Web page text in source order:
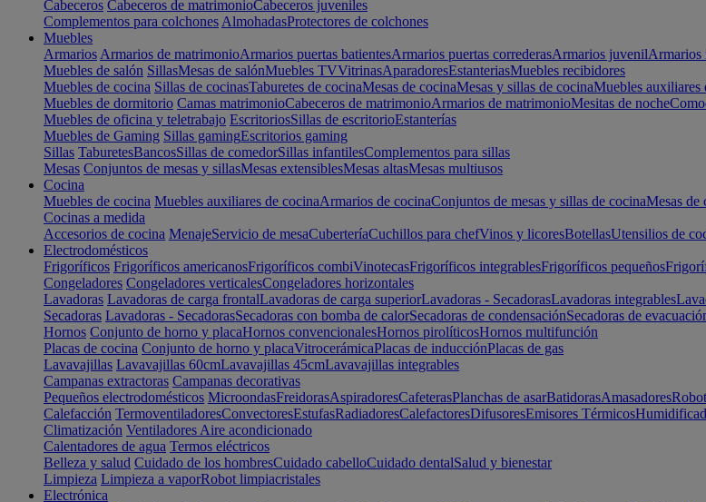
Cabeceros Cabeceros de matrimonioCabeceros juveniles
Complementos para colchones AlmohadasProtectores de colchones
Muebles
Armarios Armarios de matrimonioArmarios puertas batientesArmarios puertas correderasArmarios juvenilArmarios
Muebles de salón SillasMesas de salónMuebles TVVitrinasAparadoresEstanteriasMuebles recibidores
Muebles de cocina Sillas de cocinasTaburetes de cocinaMesas de cocinaMesas y sillas de cocinaMuebles auxiliares
Muebles de dormitorio Camas matrimonioCabeceros de matrimonioArmarios de matrimonioMesitas de noche
Muebles de oficina y teletrabajo EscritoriosSillas de escritorioEstanterías
Muebles de Gaming Sillas gamingEscritorios gaming
Sillas TaburetesBancosSillas de comedorSillas infantilesComplementos para sillas
Mesas Conjuntos de mesas y sillasMesas extensiblesMesas altasMesas multiusos
Cocina
Muebles de cocina Muebles auxiliares de cocinaArmarios de cocinaConjuntos de mesas y sillas de cocinaMesas de
Cocinas a medida
Accesorios de cocina MenajeServicio de mesaCuberteríaCuchillos para chefVinos y licoresBotellasUtensilios de
Electrodomésticos
Frigoríficos Frigoríficos americanosFrigoríficos combiVinotecasFrigoríficos integrablesFrigoríficos pequeños
Congeladores Congeladores verticalesCongeladores horizontales
Lavadoras Lavadoras de carga frontalLavadoras de carga superiorLavadoras - SecadorasLavadoras integrables
Secadoras Lavadoras - SecadorasSecadoras con bomba de calorSecadoras de condensaciónSecadoras de
Hornos Conjunto de horno y placaHornos convencionalesHornos pirolíticosHornos multifunción
Placas de cocina Conjunto de horno y placaVitrocerámicaPlacas de inducciónPlacas de gas
Lavavajillas Lavavajillas 60cmLavavajillas 45cmLavavajillas integrables
Campanas extractoras Campanas decorativas
Pequeños electrodomésticos MicroondasFreidorasAspiradoresCafeterasPlanchas de asarBatidorasAmasadores
Calefacción TermoventiladoresConvectoresEstufasRadiadoresCalefactoresDifusoresEmisores Térmicos
Climatización Ventiladores Aire acondicionado
Calentadores de agua Termos eléctricos
Belleza y salud Cuidado de los hombresCuidado cabelloCuidado dentalSalud y bienestar
Limpieza Limpieza a vaporRobot limpiacristales
Electrónica